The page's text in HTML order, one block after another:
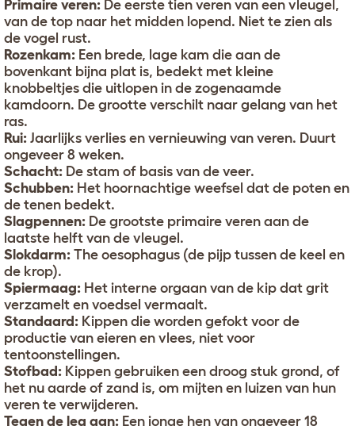
Primaire veren: De eerste tien veren van een vleugel,
van de top naar het midden lopend. Niet te zien als
de vogel rust.
Rozenkam: Een brede, lage kam die aan de
bovenkant bijna plat is, bedekt met kleine
knobbeltjes die uitlopen in de zogenaamde
kamdoorn. De grootte verschilt naar gelang van het
ras.
Rui: Jaarlijks verlies en vernieuwing van veren. Duurt
ongeveer 8 weken.
Schacht: De stam of basis van de veer.
Schubben: Het hoornachtige weefsel dat de poten en
de tenen bedekt.
Slagpennen: De grootste primaire veren aan de
laatste helft van de vleugel.
Slokdarm: The oesophagus (de pijp tussen de keel en
de krop).
Spiermaag: Het interne orgaan van de kip dat grit
verzamelt en voedsel vermaalt.
Standaard: Kippen die worden gefokt voor de
productie van eieren en vlees, niet voor
tentoonstellingen.
Stofbad: Kippen gebruiken een droog stuk grond, of
het nu aarde of zand is, om mijten en luizen van hun
veren te verwijderen.
Tegen de leg aan: Een jonge hen van ongeveer 18